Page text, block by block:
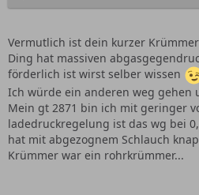
Vermutlich ist dein kurzer
Ding hat massiven
förderlich ist wirst selber wissen
Ich würde ein anderen weg gehen
Mein gt 2871 bin ich mit geringer
ladedruckregelung ist das wg bei
hat mit abgezognem Schlauch
Krümmer war ein rohrkrümmer...